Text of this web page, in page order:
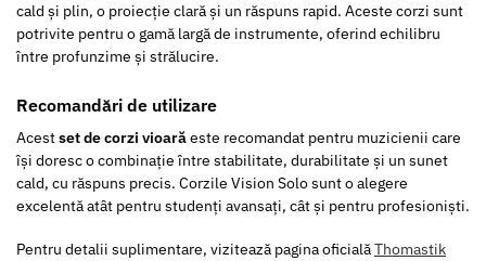
cald și plin, o proiecție clară și un răspuns rapid. Aceste corzi sunt
potrivite pentru o gamă largă de instrumente, oferind echilibru
între profunzime și strălucire.
Recomandări de utilizare
Acestset de corzi vioarăeste recomandat pentru muzicienii care
își doresc o combinație între stabilitate, durabilitate și un sunet
cald, cu răspuns precis. Corzile Vision Solo sunt o alegere
excelentă atât pentru studenți avansați, cât și pentru profesioniști.
Pentru detalii suplimentare, vizitează pagina oficialăThomastik